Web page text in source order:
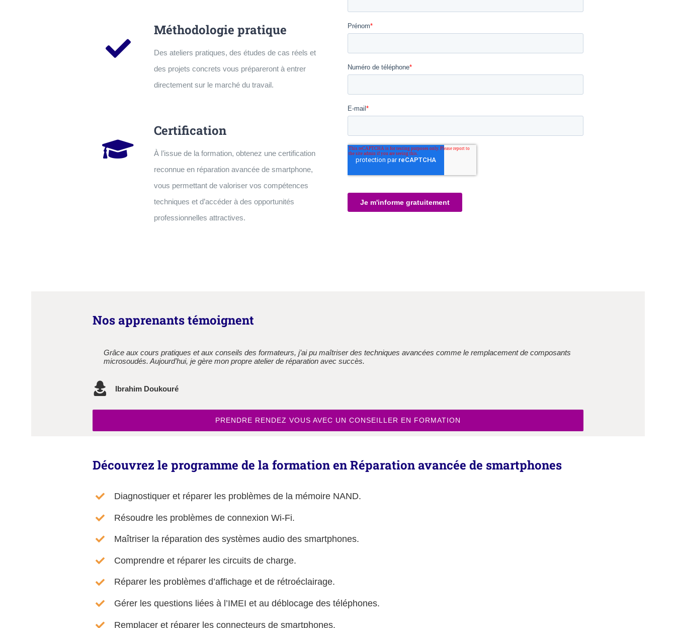
Méthodologie pratique
Des ateliers pratiques, des études de cas réels et
des projets concrets vous prépareront à entrer
directement sur le marché du travail.
Certification
À l’issue de la formation, obtenez une certification
reconnue en réparation avancée de smartphone,
vous permettant de valoriser vos compétences
techniques et d’accéder à des opportunités
professionnelles attractives.
Nos apprenants témoignent
Grâce aux cours pratiques et aux conseils des formateurs, j’ai pu maîtriser des techniques avancées comme le remplacement de composants
microsoudés. Aujourd’hui, je gère mon propre atelier de réparation avec succès.
Ibrahim Doukouré
La formation en réparation avancée de smartphones m’a énormément aidé. J’ai appris à diagnostiquer et à résoudre des pannes complexes
PRENDRE RENDEZ VOUS AVEC UN CONSEILLER EN FORMATION
Découvrez le programme de la formation enRéparation avancée de smartphones
Diagnostiquer et réparer les problèmes de la mémoire NAND.
Résoudre les problèmes de connexion Wi-Fi.
Maîtriser la réparation des systèmes audio des smartphones.
Comprendre et réparer les circuits de charge.
Réparer les problèmes d’affichage et de rétroéclairage.
Gérer les questions liées à l’IMEI et au déblocage des téléphones.
Remplacer et réparer les connecteurs de smartphones.